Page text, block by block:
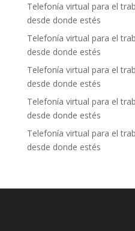
Telefonía virtual para el
desde donde estés
Telefonía virtual para el
desde donde estés
Telefonía virtual para el
desde donde estés
Telefonía virtual para el
desde donde estés
Telefonía virtual para el
desde donde estés